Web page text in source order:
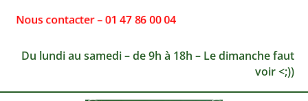
Nous contacter – 01 47 86 00 04
Du lundi au samedi – de 9h à 18h – Le dimanche faut
voir <;))